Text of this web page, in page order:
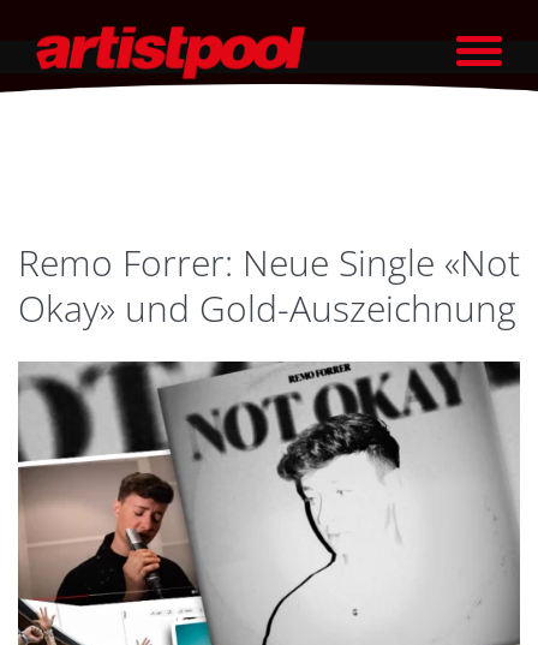
Remo Forrer: Neue Single «Not
Okay» und Gold-Auszeichnung